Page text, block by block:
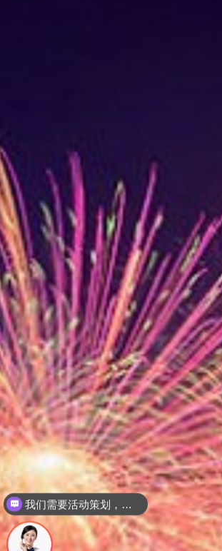
我们需要活动策划，请问怎么联系你们？
请问贵司有哪些服务？